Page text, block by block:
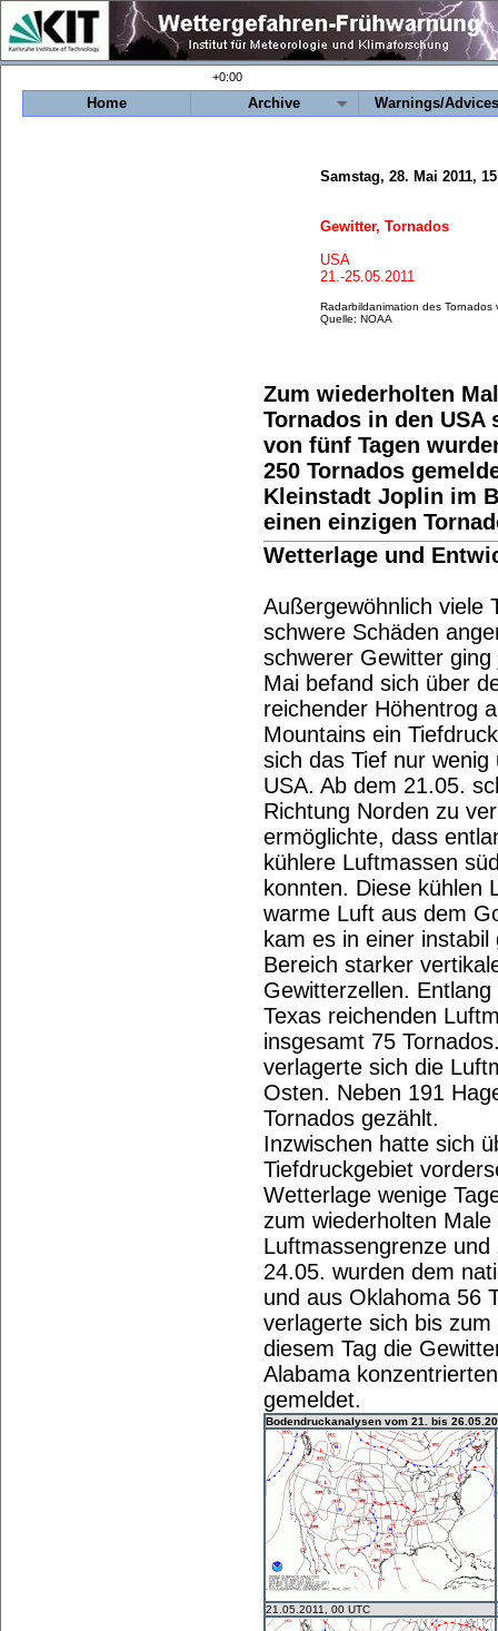
+0:00
Home Archive Warnings/
Samstag, 28. Mai 2011,
Gewitter, Tornados
USA
21.-25.05.2011
Radarbildanimation des Tornados
Quelle: NOAA
Zum wiederholten
Tornados in den
von fünf Tagen
250 Tornados
Kleinstadt Joplin im
einen einzigen
Wetterlage und
Außergewöhnlich viele
schwere Schäden
schwerer Gewitter
Mai befand sich über
reichender Höhentrog
Mountains ein
sich das Tief nur
USA. Ab dem 21.05.
Richtung Norden zu
ermöglichte, dass
kühlere Luftmassen
konnten. Diese kühlen
warme Luft aus dem
kam es in einer
Bereich starker
Gewitterzellen.
Texas reichenden
insgesamt 75
verlagerte sich die
Osten. Neben 191
Tornados gezählt.
Inzwischen hatte sich
Tiefdruckgebiet
Wetterlage wenige
zum wiederholten
Luftmassengrenze
24.05. wurden dem
und aus Oklahoma 56
verlagerte sich bis
diesem Tag die
Alabama
gemeldet.
Bodendruckanalysen vom 21. bis
21.05.2011, 00 UTC